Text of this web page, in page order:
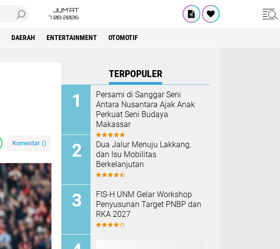
JUM'AT
7 08 2026
DAERAH ENTERTAINMENT OTOMOTIF
Komentar ()
TERPOPULER
Persami di Sanggar Seni
Antara Nusantara Ajak Anak
Perkuat Seni Budaya
Makassar
Dua Jalur Menuju Lakkang,
dan Isu Mobilitas
Berkelanjutan
FIS-H UNM Gelar Workshop
Penyusunan Target PNBP dan
RKA 2027